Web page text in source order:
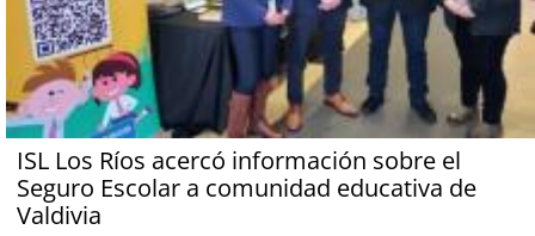
ISL Los Ríos acercó información sobre el
Seguro Escolar a comunidad educativa de
Valdivia